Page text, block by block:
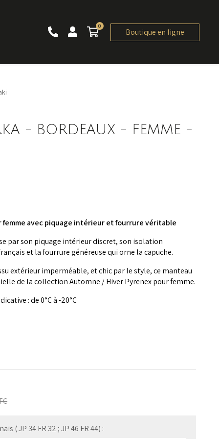
0
0 article Boutique en ligne
- BORDEAUX - FEMME -
femme avec piquage intérieur et fourrure véritable
par son piquage intérieur discret, son isolation
et la fourrure généreuse qui orne la capuche.
extérieur imperméable, et chic par le style, ce manteau
de la collection Automne / Hiver Pyrenex pour femme.
: de 0°C à -20°C
( JP 34 FR 32 ; JP 46 FR 44) :